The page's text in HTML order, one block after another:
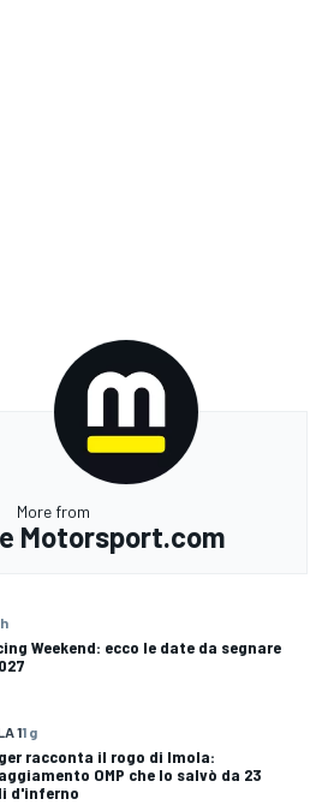
More from
Motorsport.com
Weekend: ecco le date da segnare
11 g
racconta il rogo di Imola:
OMP che lo salvò da 23
d'inferno